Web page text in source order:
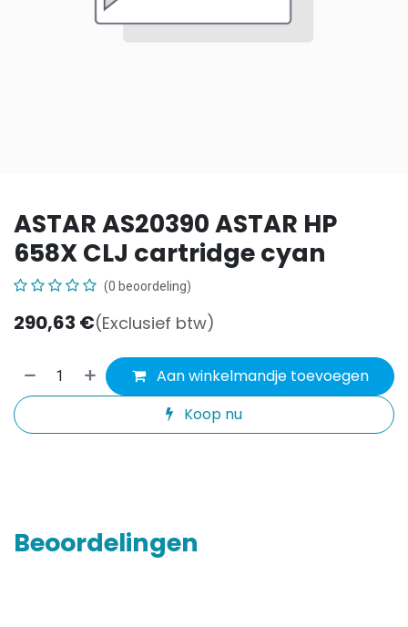
ASTAR AS20390 ASTAR HP
658X CLJ cartridge cyan
(0 beoordeling)
290,63 €(Exclusief btw)
Aan winkelmandje toevoegen
Koop nu
Beoordelingen